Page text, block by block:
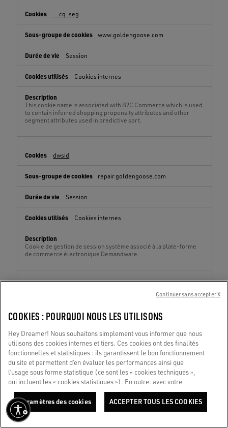
__cq_seg
www.goldengoose.com
Session
Cookies internes
This cookie name is associated with B2C Commerce which is used
to contain inferred shopping propensity attributes and other
segment attributes used in predictive sort.
dwsid
repair.goldengoose.com
Session
Cookies internes
Cookie de gestion de session système associé à la plate-forme
de commerce électronique Demandware.
Session
Cookies internes
This is a very common cookie name but where it is found as a
COOKIES : POURQUOI NOUS LES UTILISONS
Hey Dreamer! Nous souhaitons simplement vous informer que nous
utilisons des cookies internes et tiers. Ces cookies ont des finalités
fonctionnelles et statistiques : ils garantissent le bon fonctionnement
du site et permettent d’en évaluer les performances ainsi que
l’usage sous forme statistique (ce sont les « cookies techniques »,
qui incluent les « cookies statistiques »). En outre, avec votre
consentement uniquement, nous utilisons également des cookies à
des fins marketing et de profilage. Ils nous aident à améliorer votre
expérience Golden, en la personnalisant grâce à un contenu unique,
adapté à vos centres d’intérêt et à vos préférences. En cliquant sur
Paramètres des cookies ACCEPTER TOUS LES COOKIES
Continuer sans accepter X